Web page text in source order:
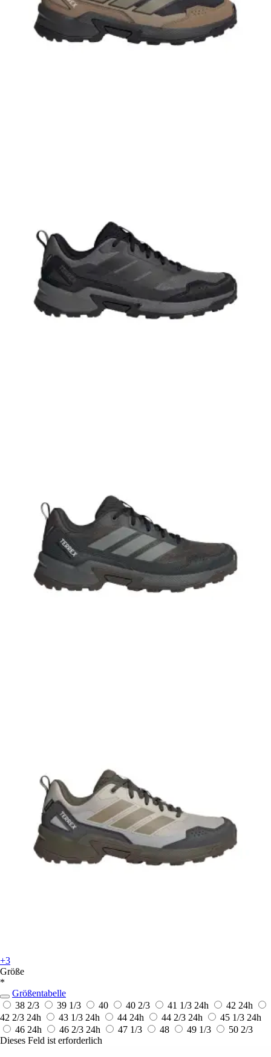
+3
Größe
*
Größentabelle
38 2/3
39 1/3 40 40 2/3 41 1/3 24h 42 24h
42 2/3 24h 43 1/3 24h 44 24h 44 2/3 24h 45 1/3 24h
46 24h 46 2/3 24h 47 1/3 48 49 1/3
50 2/3
Dieses Feld ist erforderlich